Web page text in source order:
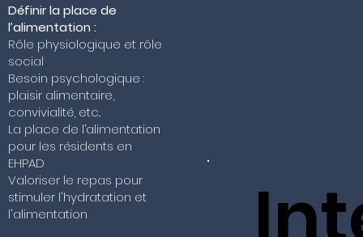
Définir la place de
l’alimentation :
Rôle physiologique et rôle
social
Besoin psychologique :
plaisir alimentaire,
convivialité, etc..
La place de l’alimentation
pour les résidents en
EHPAD
Valoriser le repas pour
stimuler l'hydratation et
l'alimentation